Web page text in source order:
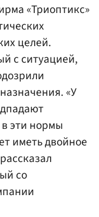
«Триоптикс»
целей.
с ситуацией,
«У
эти нормы
иметь двойное
со